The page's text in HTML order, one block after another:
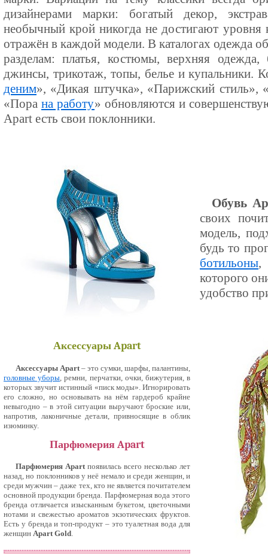
дизайнерами марки: богатый декор,
необычный крой никогда не достигают уровня
отражён в каждой модели. В каталогах одежда
разделам: платья, костюмы, верхняя
джинсы, трикотаж, топы, белье и купальники.
деним», «Дикая штучка», «Парижский стиль»,
«Пора на работу» обновляются и
Apart есть свои поклонники.
Обувь
своих
модель,
будь то
ботильоны,
которого
удобство
Аксессуары Apart
Аксессуары Apart – это сумки, шарфы, палантины,
головные уборы , ремни, перчатки, очки, бижутерия, в
которых звучит истинный «писк моды». Игнорировать
его сложно, но основывать на нём гардероб крайне
невыгодно – в этой ситуации выручают броские или,
напротив, лаконичные детали, привносящие в облик
изюминку.
Парфюмерия Apart
Парфюмерия Apartпоявилась всего несколько лет
назад, но поклонников у неё немало и среди женщин, и
среди мужчин – даже тех, кто не является почитателем
основной продукции бренда. Парфюмерная вода этого
бренда отличается изысканным букетом, цветочными
нотами и свежестью ароматов экзотических фруктов.
Есть у бренда и топ-продукт – это туалетная вода для
женщин Apart Gold.